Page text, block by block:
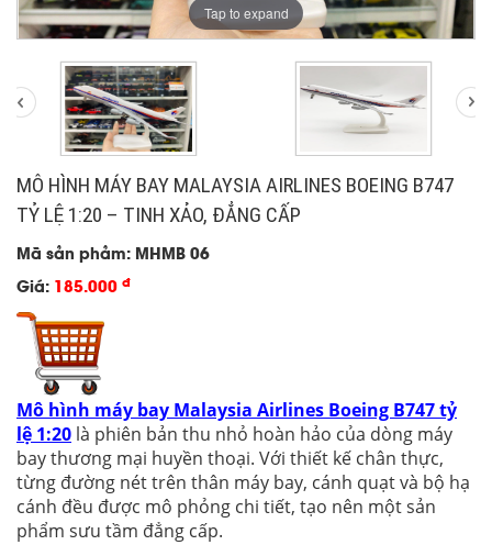
Tap to expand
MÔ HÌNH MÁY BAY MALAYSIA AIRLINES BOEING B747
TỶ LỆ 1:20 – TINH XẢO, ĐẲNG CẤP
Mã sản phẩm: MHMB 06
Giá: 185.000 đ
Mô hình máy bay Malaysia Airlines Boeing B747 tỷ
lệ 1:20 là phiên bản thu nhỏ hoàn hảo của dòng máy
bay thương mại huyền thoại. Với thiết kế chân thực,
từng đường nét trên thân máy bay, cánh quạt và bộ hạ
cánh đều được mô phỏng chi tiết, tạo nên một sản
phẩm sưu tầm đẳng cấp.